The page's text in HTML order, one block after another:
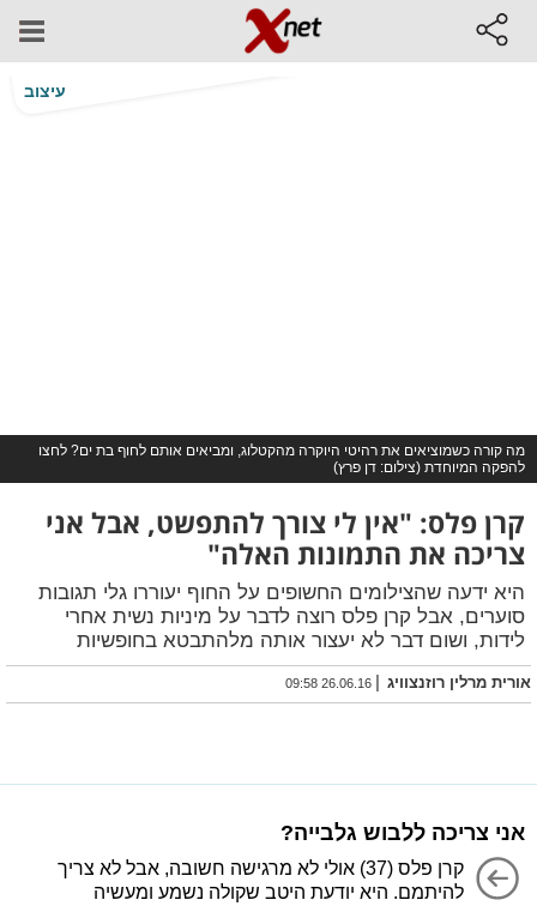
עיצוב
מה קורה כשמוציאים את רהיטי היוקרה מהקטלוג, ומביאים אותם לחוף בת ים? לחצו
להפקה המיוחדת (צילום: דן פרץ)
קרן פלס: "אין לי צורך להתפשט, אבל אני
צריכה את התמונות האלה"
היא ידעה שהצילומים החשופים על החוף יעוררו גלי תגובות
סוערים, אבל קרן פלס רוצה לדבר על מיניות נשית אחרי
לידות, ושום דבר לא יעצור אותה מלהתבטא בחופשיות
אורית מרלין רוזנצוויג |
26.06.16 09:58
אני צריכה ללבוש גלבייה?
קרן פלס (37) אולי לא מרגישה חשובה, אבל לא צריך
להיתמם. היא יודעת היטב שקולה נשמע ומעשיה